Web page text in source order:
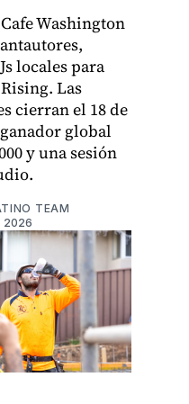
Washington
locales para
Las
cierran el 18 de
global
y una sesión
TEAM
2026